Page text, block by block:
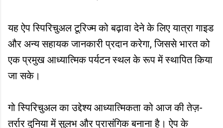
यह ऐप स्पिरिचुअल टूरिज्म को बढ़ावा देने के लिए यात्रा गाइड
और अन्य सहायक जानकारी प्रदान करेगा, जिससे भारत को
एक प्रमुख आध्यात्मिक पर्यटन स्थल के रूप में स्थापित किया
जा सके।
गो स्पिरिचुअल का उद्देश्य आध्यात्मिकता को आज की तेज़-
तर्रार दुनिया में सुलभ और प्रासंगिक बनाना है। ऐप के